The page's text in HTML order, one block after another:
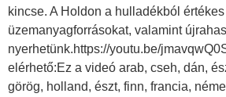
kincse. A Holdon a hulladékból
üzemanyagforrásokat, valamint
nyerhetünk.https://youtu.be/
elérhető:Ez a videó arab, cseh, dán,
görög, holland, észt, finn, francia,